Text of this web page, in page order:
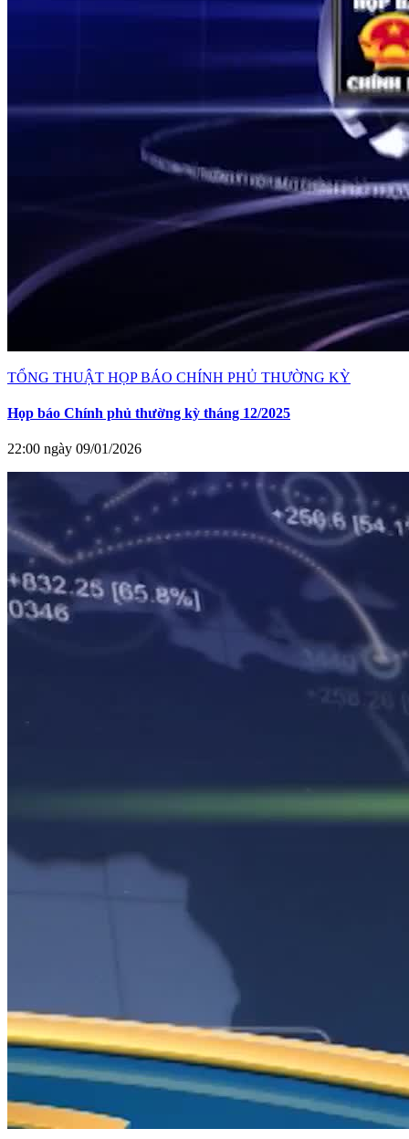
TỔNG THUẬT HỌP BÁO CHÍNH PHỦ THƯỜNG KỲ
Họp báo Chính phủ thường kỳ tháng 12/2025
22:00 ngày 09/01/2026